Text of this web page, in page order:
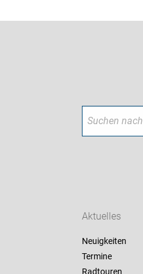
Aktuelles
Neuigkeiten
Termine
Radtouren